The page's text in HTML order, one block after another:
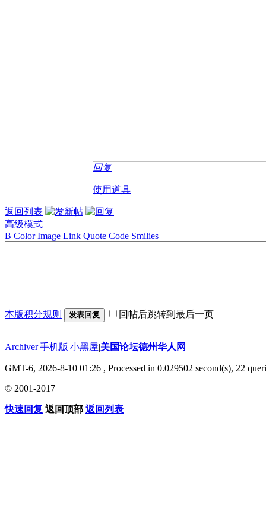
回复
使用道具
返回列表
高级模式
B Color Image Link Quote Code Smilies
本版积分规则 发表回复 回帖后跳转到最后一页
Archiver|手机版|小黑屋|美国论坛德州华人网
GMT-6, 2026-8-10 01:26 , Processed in 0.029502 second(s), 22
© 2001-2017
快速回复 返回顶部 返回列表